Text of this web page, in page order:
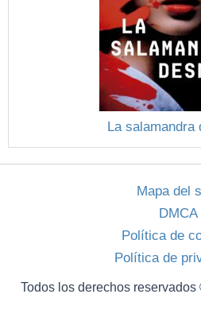
La salamandra
Mapa del
DMCA
Política de
Política de
Todos los derechos